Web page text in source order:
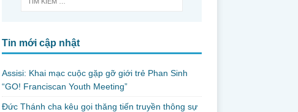
Tin mới cập nhật
Assisi: Khai mạc cuộc gặp gỡ giới trẻ Phan Sinh
“GO! Franciscan Youth Meeting”
Đức Thánh cha kêu gọi thăng tiến truyền thông sự